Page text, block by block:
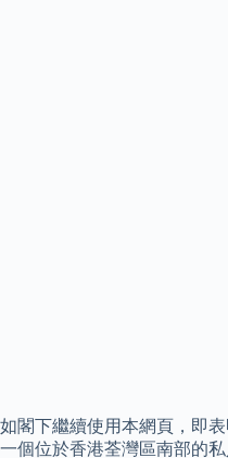
如閣下繼續使用本網頁，即
一個位於香港荃灣區南部的